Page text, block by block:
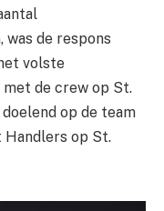
de respons
volste
met de crew op St.
op de team
Handlers op St.